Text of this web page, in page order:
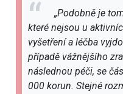
„Podobně je
které nejsou u
vyšetření a léčba
případě vážnějšího
následnou péči, se
000 korun. Stejné